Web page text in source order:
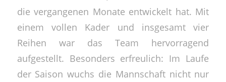
die vergangenen Monate entwickelt hat. Mit
einem vollen Kader und insgesamt vier
Reihen war das Team hervorragend
aufgestellt. Besonders erfreulich: Im Laufe
der Saison wuchs die Mannschaft nicht nur